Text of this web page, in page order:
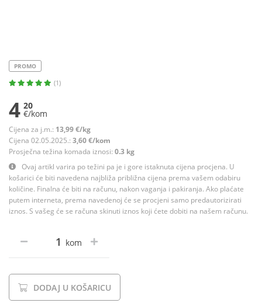
PROMO
(1)
4 20
€/kom
Cijena za j.m.: 13,99 €/kg
Cijena 02.05.2025.: 3,60 €/kom
Prosječna težina komada iznosi: 0.3 kg
Ovaj artikl varira po težini pa je i gore istaknuta cijena procjena. U
košarici će biti navedena najbliža približna cijena prema vašem odabiru
količine. Finalna će biti na računu, nakon vaganja i pakiranja. Ako plaćate
putem interneta, prema navedenoj će se procjeni samo predautorizirati
iznos. S vašeg će se računa skinuti iznos koji ćete dobiti na našem računu.
kom
DODAJ U KOŠARICU